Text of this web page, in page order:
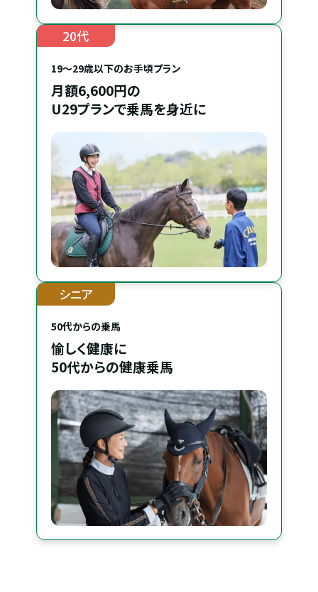
20代
19〜29歳以下のお手頃プラン
月額6,600円の
U29プランで乗馬を身近に
シニア
50代からの乗馬
愉しく健康に
50代からの健康乗馬